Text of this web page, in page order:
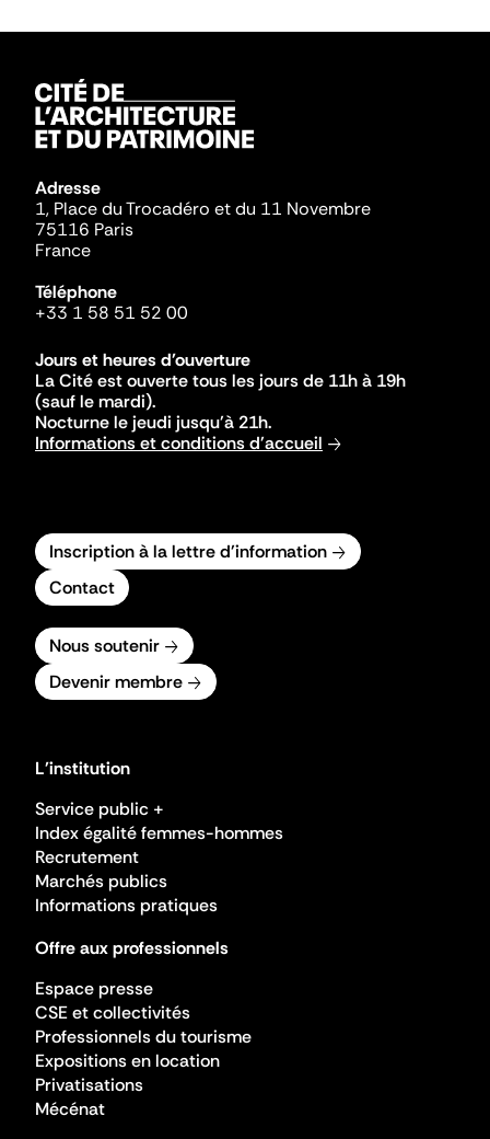
Adresse
1, Place du Trocadéro et du 11 Novembre
75116 Paris
France
Téléphone
+33 1 58 51 52 00
Jours et heures d'ouverture
La Cité est ouverte tous les jours de 11h à 19h
(sauf le mardi).
Nocturne le jeudi jusqu'à 21h.
Informations et conditions d'accueil
Inscription à la lettre d'information
Contact
Nous soutenir
Devenir membre
L'institution
Service public +
Index égalité femmes-hommes
Recrutement
Marchés publics
Informations pratiques
Offre aux professionnels
Espace presse
CSE et collectivités
Professionnels du tourisme
Expositions en location
Privatisations
Mécénat